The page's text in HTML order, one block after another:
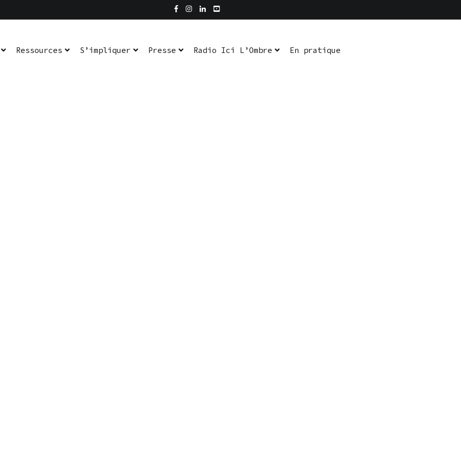
Ressources S’impliquer Presse Radio Ici L’Ombre En pratique